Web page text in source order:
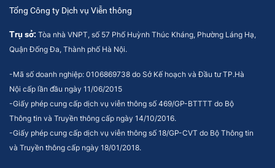
Tổng Công ty Dịch vụ Viễn thông
Trụ sở: Tòa nhà VNPT, số 57 Phố Huỳnh Thúc Kháng, Phường Láng Hạ,
Quận Đống Đa, Thành phố Hà Nội.
-Mã số doanh nghiệp: 0106869738 do Sở Kế hoạch và Đầu tư TP.Hà
Nội cấp lần đầu ngày 11/06/2015
-Giấy phép cung cấp dịch vụ viễn thông số 469/GP-BTTTT do Bộ
Thông tin và Truyền thông cấp ngày 14/10/2016.
-Giấy phép cung cấp dịch vụ viễn thông số 18/GP-CVT do Bộ Thông tin
và Truyền thông cấp ngày 18/01/2018.